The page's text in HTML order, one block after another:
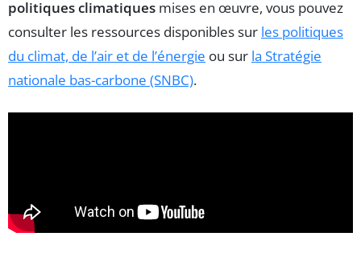
politiques climatiques mises en œuvre, vous pouvez
consulter les ressources disponibles sur les politiques
du climat, de l’air et de l’énergie ou sur la Stratégie
nationale bas-carbone (SNBC).